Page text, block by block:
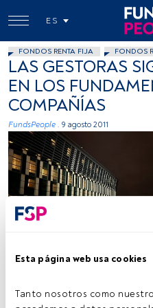
Esta página web usa cookies
Tanto nosotros como
ES
FONDOS RENTA FIJA FONDOS
LAS GESTORAS
EN LOS
COMPAÑÍAS
FundsPeople . 9 agosto 2011
Tiempo lectura: 3 min.